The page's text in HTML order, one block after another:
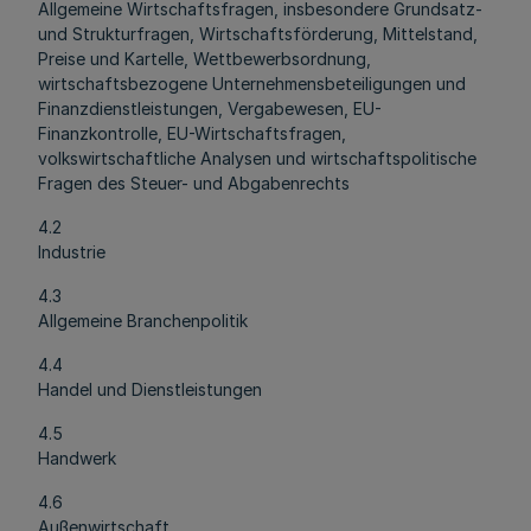
Allgemeine Wirtschaftsfragen, insbesondere Grundsatz-
und Strukturfragen, Wirtschaftsförderung, Mittelstand,
Preise und Kartelle, Wettbewerbsordnung,
wirtschaftsbezogene Unternehmensbeteiligungen und
Finanzdienstleistungen, Vergabewesen, EU-
Finanzkontrolle, EU-Wirtschaftsfragen,
volkswirtschaftliche Analysen und wirtschaftspolitische
Fragen des Steuer- und Abgabenrechts
4.2
Industrie
4.3
Allgemeine Branchenpolitik
4.4
Handel und Dienstleistungen
4.5
Handwerk
4.6
Außenwirtschaft